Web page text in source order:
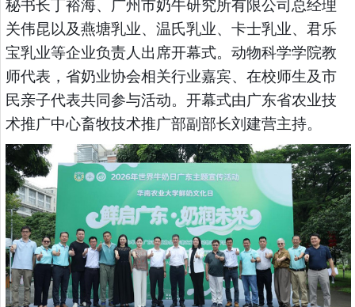
秘书长丁裕海、广州市奶牛研究所有限公司总经理
关伟昆以及燕塘乳业、温氏乳业、卡士乳业、君乐
宝乳业等企业负责人出席开幕式。动物科学学院教
师代表，省奶业协会相关行业嘉宾、在校师生及市
民亲子代表共同参与活动。开幕式由广东省农业技
术推广中心畜牧技术推广部副部长刘建营主持。